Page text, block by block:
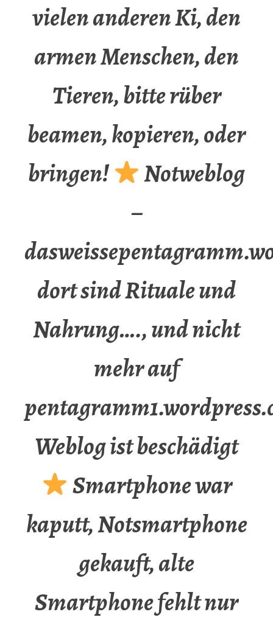
vielen anderen Ki, den
armen Menschen, den
Tieren, bitte rüber
beamen, kopieren, oder
bringen!
Notweblog
–
dort sind Rituale und
Nahrung…., und nicht
mehr auf
Weblog ist beschädigt
Smartphone war
kaputt, Notsmartphone
gekauft, alte
Smartphone fehlt nur